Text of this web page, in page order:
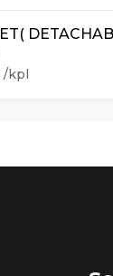
/kpl